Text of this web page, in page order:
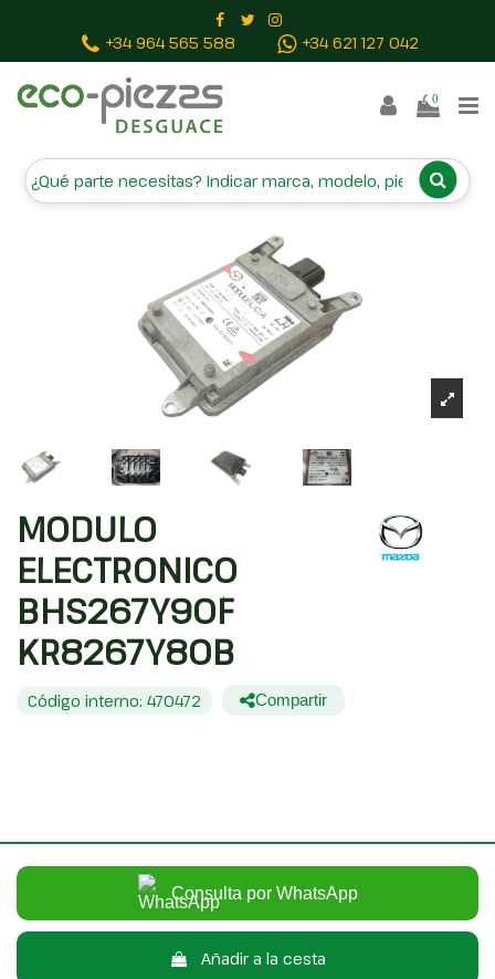
+34 964 565 588 +34 621 127 042
0
MODULO ELECTRONICO
BHS267Y90F KR8267Y80B
MODULO
ELECTRONICO
BHS267Y90F
KR8267Y80B
Código interno: 470472 Compartir
Consulta por WhatsApp
Añadir a la cesta